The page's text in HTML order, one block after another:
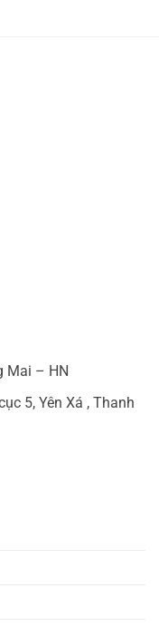
Mai – HN
5, Yên Xá , Thanh